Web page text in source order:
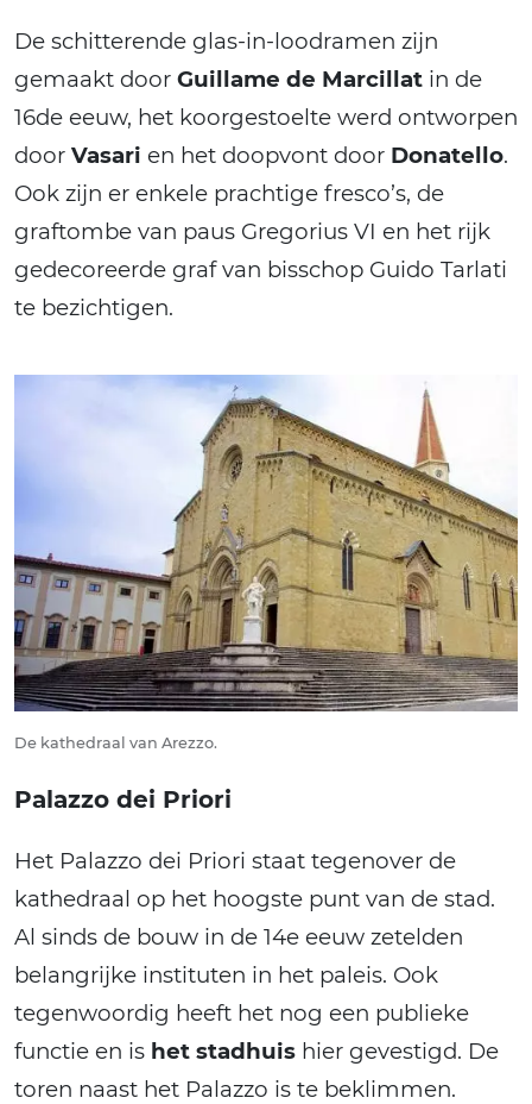
De schitterende glas-in-loodramen zijn
gemaakt door Guillame de Marcillat in de
16de eeuw, het koorgestoelte werd ontworpen
door Vasari en het doopvont door Donatello.
Ook zijn er enkele prachtige fresco’s, de
graftombe van paus Gregorius VI en het rijk
gedecoreerde graf van bisschop Guido Tarlati
te bezichtigen.
De kathedraal van Arezzo.
Palazzo dei Priori
Het Palazzo dei Priori staat tegenover de
kathedraal op het hoogste punt van de stad.
Al sinds de bouw in de 14e eeuw zetelden
belangrijke instituten in het paleis. Ook
tegenwoordig heeft het nog een publieke
functie en is het stadhuis hier gevestigd. De
toren naast het Palazzo is te beklimmen.